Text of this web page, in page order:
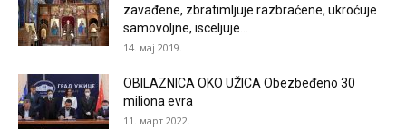
zavađene, zbratimljuje razbraćene, ukroćuje
samovoljne, isceljuje...
14. мај 2019.
OBILAZNICA OKO UŽICA Obezbeđeno 30
miliona evra
11. март 2022.